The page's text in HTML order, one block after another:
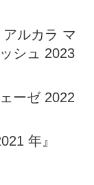
アルカラ マ
シュ 2023
ーゼ 2022
年』